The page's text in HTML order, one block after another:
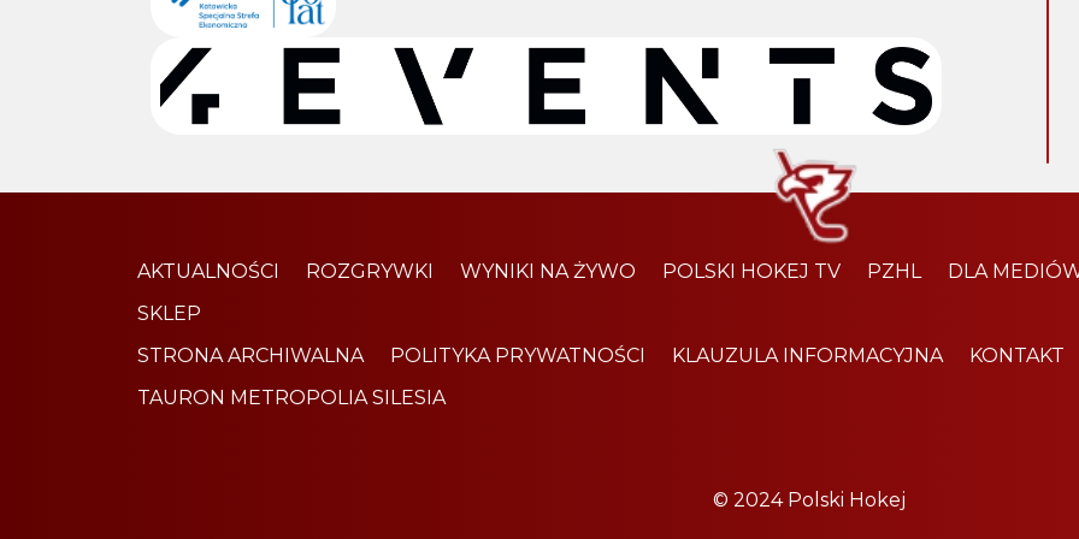
AKTUALNOŚCI ROZGRYWKI WYNIKI NA ŻYWO POLSKI HOKEJ TV PZHL
DLA
SKLEP
STRONA ARCHIWALNA
POLITYKA PRYWATNOŚCI KLAUZULA INFORMACYJNA
KONTAKT
TAURON METROPOLIA SILESIA
© 2024 Polski Hokej